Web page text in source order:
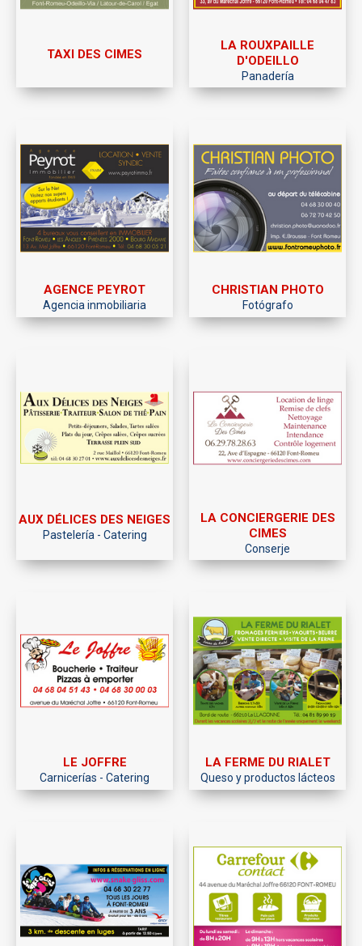
TAXI DES CIMES
LA ROUXPAILLE
D'ODEILLO
Panadería
AGENCE PEYROT
Agencia inmobiliaria
CHRISTIAN PHOTO
Fotógrafo
AUX DÉLICES DES NEIGES
Pastelería - Catering
LA CONCIERGERIE DES
CIMES
Conserje
LE JOFFRE
Carnicerías - Catering
LA FERME DU RIALET
Queso y productos lácteos